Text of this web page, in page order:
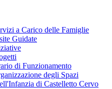
a Carico delle Famiglie
Guidate
di Funzionamento
degli Spazi
di Castelletto Cervo